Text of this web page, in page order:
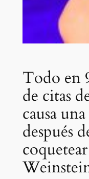
Todo en
de citas
causa
después